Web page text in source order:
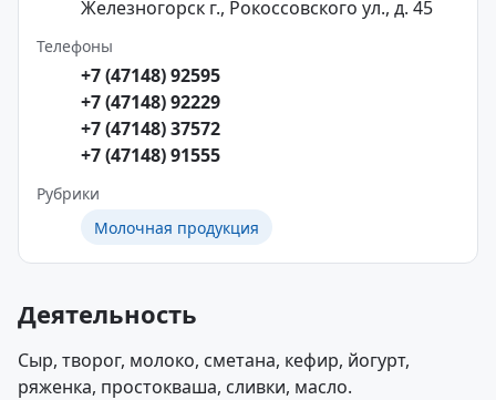
Железногорск г., Рокоссовского ул., д. 45
Телефоны
+7 (47148) 92595
+7 (47148) 92229
+7 (47148) 37572
+7 (47148) 91555
Рубрики
Молочная продукция
Деятельность
Сыр, творог, молоко, сметана, кефир, йогурт,
ряженка, простокваша, сливки, масло.